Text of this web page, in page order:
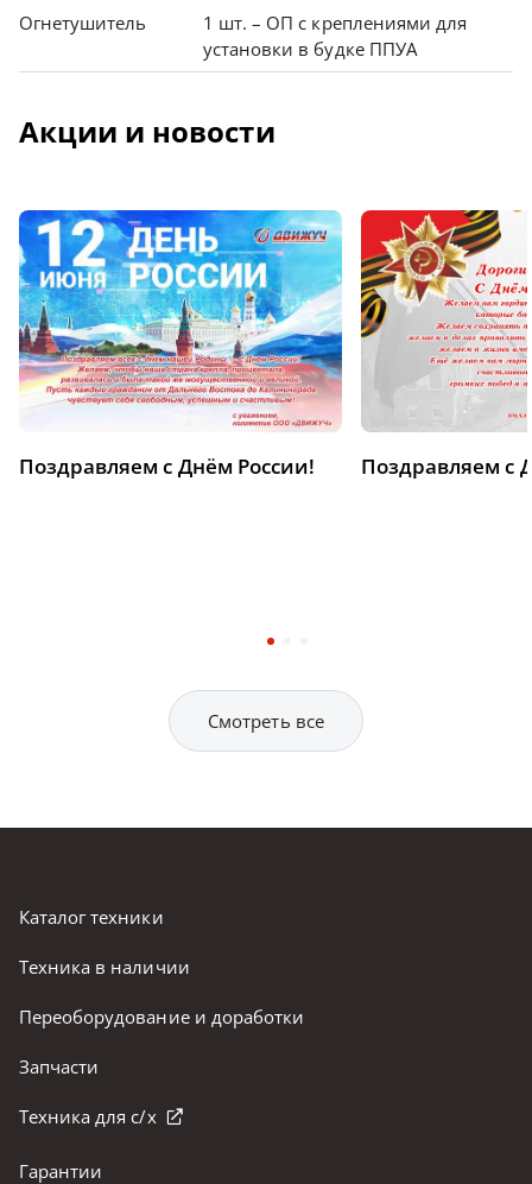
Огнетушитель
1 шт. – ОП с креплениями для
установки в будке ППУА
Акции и новости
Поздравляем с Днём России! Поздравляем с
Смотреть все
Каталог техники
Техника в наличии
Переоборудование и доработки
Запчасти
Техника для с/х
Гарантии